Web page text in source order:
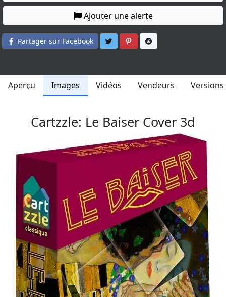
Ajouter une alerte
Partager sur Facebook Partager sur Twitter
Partager sur Pinterest
Aperçu Images Vidéos Vendeurs Versions
Cartzzle: Le Baiser Cover 3d